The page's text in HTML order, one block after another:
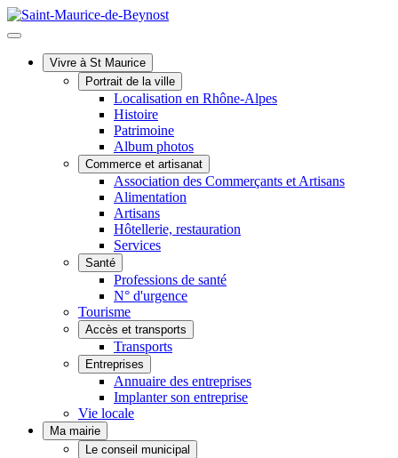
Vivre à St Maurice
Portrait de la ville
Localisation en Rhône-Alpes
Histoire
Patrimoine
Album photos
Commerce et artisanat
Association des Commerçants et Artisans
Alimentation
Artisans
Hôtellerie, restauration
Services
Santé
Professions de santé
N° d'urgence
Tourisme
Accès et transports
Transports
Entreprises
Annuaire des entreprises
Implanter son entreprise
Vie locale
Ma mairie
Le conseil municipal